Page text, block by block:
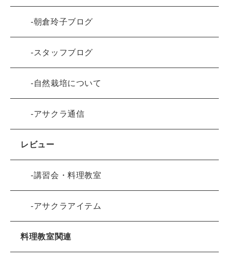
朝倉玲子ブログ
スタッフブログ
自然栽培について
アサクラ通信
レビュー
講習会・料理教室
アサクラアイテム
料理教室関連